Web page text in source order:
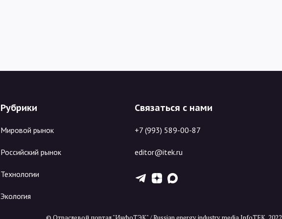
Рубрики
Мировой рынок
Российский рынок
Технологии
Экология
Связаться с нами
+7 (993) 589-00-87
editor@itek.ru
T Z X